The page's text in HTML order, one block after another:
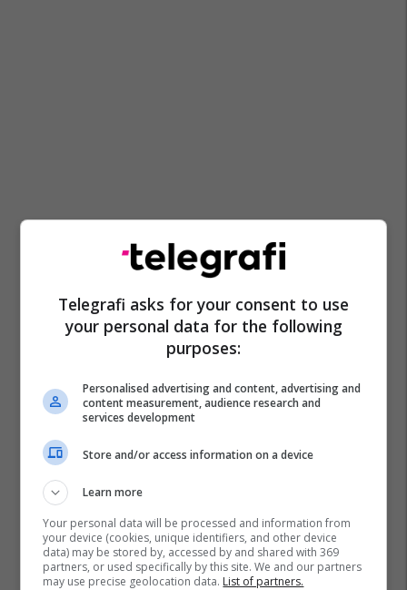
Telegrafi asks for your consent to use
your personal data for the following
purposes:
Personalised advertising and content, advertising and
content measurement, audience research and
services development
Store and/or access information on a device
Learn more
Your personal data will be processed and information from
your device (cookies, unique identifiers, and other device
data) may be stored by, accessed by and shared with 369
partners, or used specifically by this site. We and our partners
may use precise geolocation data. List of partners.